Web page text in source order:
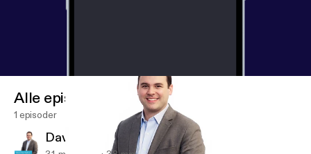
Alle episoder
1 episoder
David Gelles: Meet the Author